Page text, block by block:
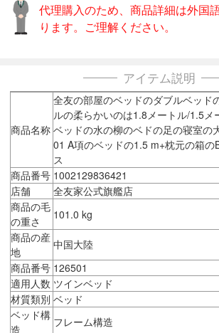
代理購入のため、商品詳細は外国
ります。ご理解ください。
アイテム説明
商品名称
全友の部屋のベッドのダブルベッド
ルの柔らかいのは1.8メートル/1.5メ
ベッドの水の柳のベドの足の寝室の
01 A項のベッドの1.5 m+枕元の箱の
ス
商品番号 1002129836421
店舗
全友家公式旗艦店
商品の毛
の重さ
101.0 kg
商品の産
地
中国大陸
商品番号 126501
適用人数 ツインベッド
材質類別 ベッド
ベッド構
造
フレーム構造